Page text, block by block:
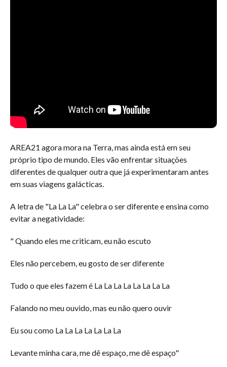
AREA21 agora mora na Terra, mas ainda está em seu
próprio tipo de mundo. Eles vão enfrentar situações
diferentes de qualquer outra que já experimentaram antes
em suas viagens galácticas.
A letra de "La La La" celebra o ser diferente e ensina como
evitar a negatividade:
" Quando eles me criticam, eu não escuto
Eles não percebem, eu gosto de ser diferente
Tudo o que eles fazem é La La La La La La La La
Falando no meu ouvido, mas eu não quero ouvir
Eu sou como La La La La La La La
Levante minha cara, me dê espaço, me dê espaço"